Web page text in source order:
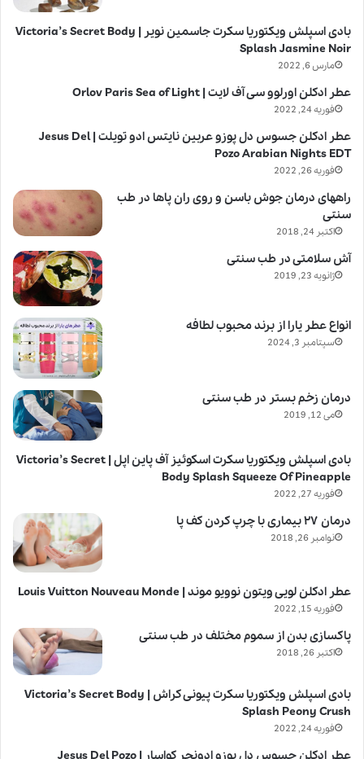
بادی اسپلش ویکتوریا سکرت جاسمین نویر | Victoria’s Secret Body
Splash Jasmine Noir
مارس 6, 2022
عطر ادکلن اورلوو سی آف لایت | Orlov Paris Sea of Light
فوریه 24, 2022
عطر ادکلن جسوس دل پوزو عربین نایتس ادو تویلت | Jesus Del
Pozo Arabian Nights EDT
فوریه 26, 2022
راههای درمان جوش باسن و روی ران پاها در طب
سنتی
اکتبر 24, 2018
آش سلامتی در طب سنتی
ژانویه 23, 2019
انواع عطر یارا از برند محبوب لطافه
سپتامبر 3, 2024
درمان زخم بستر در طب سنتی
می 12, 2019
بادی اسپلش ویکتوریا سکرت اسکوئیز آف پاین اپل | Victoria’s Secret
Body Splash Squeeze Of Pineapple
فوریه 27, 2022
درمان ۲۷ بیماری با چرپ کردن کف پا
نوامبر 26, 2018
عطر ادکلن لویی ویتون نوویو موند | Louis Vuitton Nouveau Monde
فوریه 15, 2022
پاکسازی بدن از سموم مختلف در طب سنتی
اکتبر 26, 2018
بادی اسپلش ویکتوریا سکرت پیونی کراش | Victoria’s Secret Body
Splash Peony Crush
فوریه 24, 2022
عطر ادکلن جسوس دل پوزو ادونچر کواسار | Jesus Del Pozo